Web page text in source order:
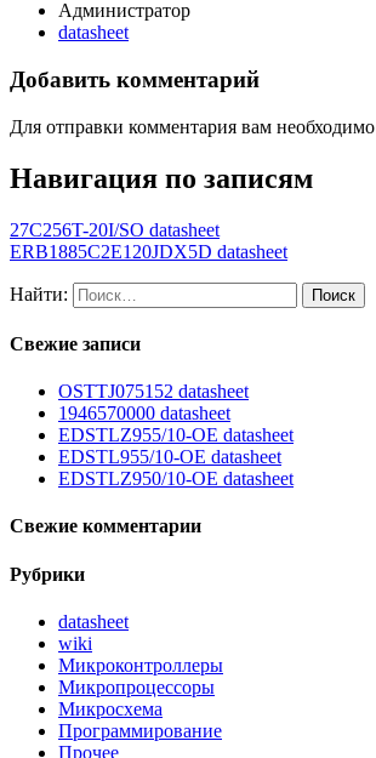
Администратор
datasheet
Добавить комментарий
Для отправки комментария вам необходимо
Навигация по записям
27C256T-20I/SO datasheet
ERB1885C2E120JDX5D datasheet
Найти:
Свежие записи
OSTTJ075152 datasheet
1946570000 datasheet
EDSTLZ955/10-OE datasheet
EDSTL955/10-OE datasheet
EDSTLZ950/10-OE datasheet
Свежие комментарии
Рубрики
datasheet
wiki
Микроконтроллеры
Микропроцессоры
Микросхема
Программирование
Прочее